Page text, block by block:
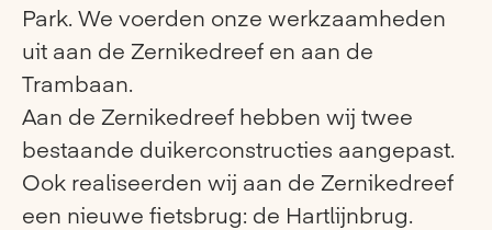
Park. We voerden onze werkzaamheden
uit aan de Zernikedreef en aan de
Trambaan.
Aan de Zernikedreef hebben wij twee
bestaande duikerconstructies aangepast.
Ook realiseerden wij aan de Zernikedreef
een nieuwe fietsbrug: de Hartlijnbrug.